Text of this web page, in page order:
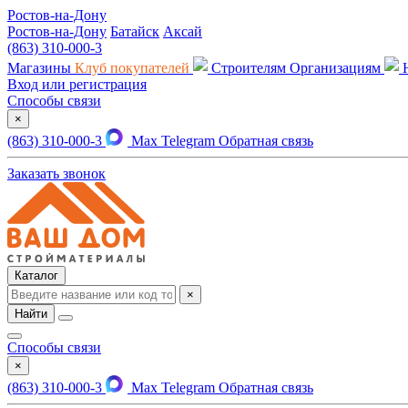
Ростов-на-Дону
Ростов-на-Дону Батайск Аксай
(863) 310-000-3
Магазины Клуб покупателей Строителям Организациям
Вход или регистрация
Способы связи
×
(863) 310-000-3 Max Telegram Обратная связь
Заказать звонок
Каталог
×
Найти
Способы связи
×
(863) 310-000-3 Max Telegram Обратная связь